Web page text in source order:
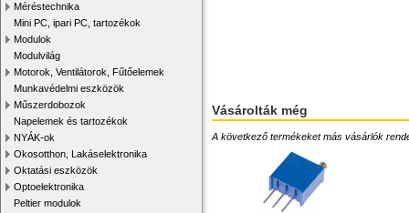
Méréstechnika
Mini PC, ipari PC, tartozékok
Modulok
Modulvilág
Motorok, Ventilátorok, Fűtőelemek
Munkavédelmi eszközök
Műszerdobozok
Napelemek és tartozékok
NYÁK-ok
Okosotthon, Lakáselektronika
Oktatási eszközök
Optoelektronika
Peltier modulok
Vásárolták még
A következő termékeket más vásárlók